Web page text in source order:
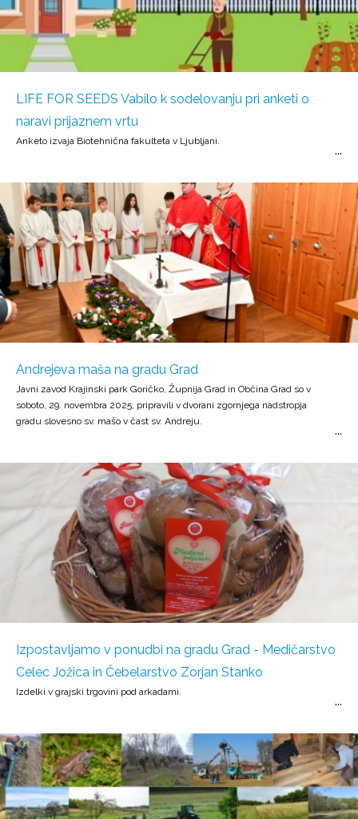
LIFE FOR SEEDS Vabilo k sodelovanju pri anketi o
naravi prijaznem vrtu
Anketo izvaja Biotehnična fakulteta v Ljubljani.
Andrejeva maša na gradu Grad
Javni zavod Krajinski park Goričko, Župnija Grad in Občina Grad so v
soboto, 29. novembra 2025, pripravili v dvorani zgornjega nadstropja
gradu slovesno sv. mašo v čast sv. Andreju.
Izpostavljamo v ponudbi na gradu Grad - Medičarstvo
Celec Jožica in Čebelarstvo Zorjan Stanko
Izdelki v grajski trgovini pod arkadami.